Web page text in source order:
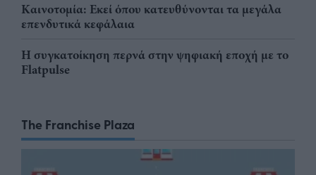
Καινοτομία: Εκεί όπου κατευθύνονται τα μεγάλα
επενδυτικά κεφάλαια
Η συγκατοίκηση περνά στην ψηφιακή εποχή με το
Flatpulse
The Franchise Plaza